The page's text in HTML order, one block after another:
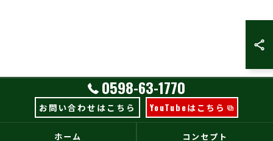
0598-63-1770
お問い合わせはこちら YouTubeはこちら
ホーム コンセプト